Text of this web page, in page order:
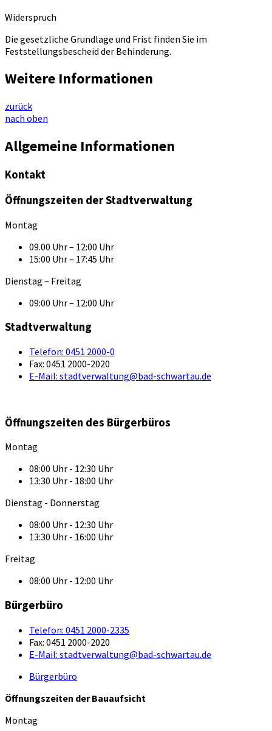
Widerspruch
Die gesetzliche Grundlage und Frist finden Sie im
Feststellungsbescheid der Behinderung.
Weitere Informationen
zurück
nach oben
Allgemeine Informationen
Kontakt
Öffnungszeiten der Stadtverwaltung
Montag
09.00 Uhr – 12:00 Uhr
15:00 Uhr – 17:45 Uhr
Dienstag – Freitag
09:00 Uhr – 12:00 Uhr
Stadtverwaltung
Telefon: 0451 2000-0
Fax: 0451 2000-2020
E-Mail: stadtverwaltung@bad-schwartau.de
Öffnungszeiten des Bürgerbüros
Montag
08:00 Uhr - 12:30 Uhr
13:30 Uhr - 18:00 Uhr
Dienstag - Donnerstag
08:00 Uhr - 12:30 Uhr
13:30 Uhr - 16:00 Uhr
Freitag
08:00 Uhr - 12:00 Uhr
Bürgerbüro
Telefon: 0451 2000-2335
Fax: 0451 2000-2020
E-Mail: stadtverwaltung@bad-schwartau.de
Bürgerbüro
Öffnungszeiten der Bauaufsicht
Montag